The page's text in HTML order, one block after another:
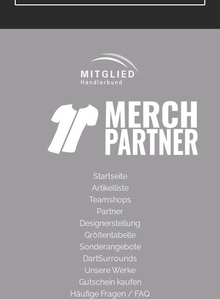
Startseite
Artikelliste
Teamshops
Partner
Designerstellung
Größentabelle
Sonderangebote
DartSurrounds
Unsere Werke
Gutschein kaufen
Häufige Fragen / FAQ